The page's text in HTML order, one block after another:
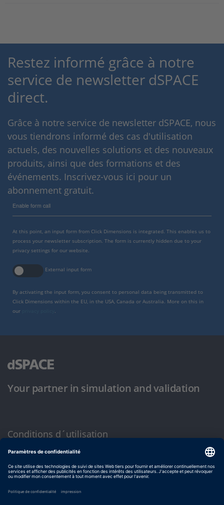
Restez informé grâce à notre
service de newsletter dSPACE
direct.
Grâce à notre service de newsletter dSPACE, nous
vous tiendrons informé des cas d'utilisation
actuels, des nouvelles solutions et des nouveaux
produits, ainsi que des formations et des
événements. Inscrivez-vous ici pour un
abonnement gratuit.
Enable form call
At this point, an input form from Click Dimensions is integrated. This enables us to
process your newsletter subscription. The form is currently hidden due to your
privacy settings for our website.
External input form
By activating the input form, you consent to personal data being transmitted to
Click Dimensions within the EU, in the USA, Canada or Australia. More on this in
our
.
Your partner in simulation and validation
Conditions d´utilisation
Politique de confidentialité
Mentions légales et conditions générales